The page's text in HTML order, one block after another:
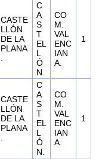
CASTE
LLÓN
DE LA
PLANA
C
A
S
T
EL
L
Ó
N.
CO
M.
VAL
ENC
IAN
A.
1
CASTE
LLÓN
DE LA
PLANA
C
A
S
T
EL
L
Ó
N.
CO
M.
VAL
ENC
IAN
A.
1